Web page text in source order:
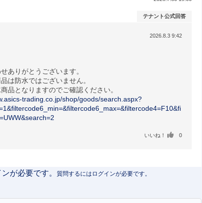
2026.8.3 9:42
ありがとうございます。
は防水ではございません。
trading.co.jp/shop/goods/search.aspx?
いいね！ 0
テナント公式回答
が必要です。